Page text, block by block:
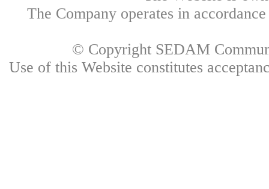
The Company operates in
© Copyright SEDAM
Use of this Website constitutes